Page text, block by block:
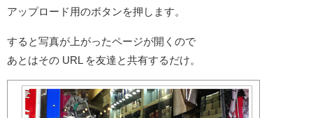
アップロード用のボタンを押します。
すると写真が上がったページが開くので
あとはその URL を友達と共有するだけ。